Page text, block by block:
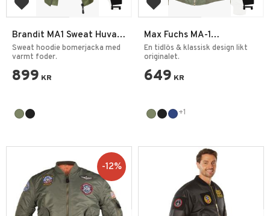
Lägg till i favoriter
Brandit MA1 Sweat Huva
Jacka
Sweat hoodie bomerjacka med
varmt foder.
899 KR
Lägg till i favoriter
Max Fuchs MA-1
Bomberjacka
En tidlös & klassisk design likt
originalet.
649 KR
+1
12%